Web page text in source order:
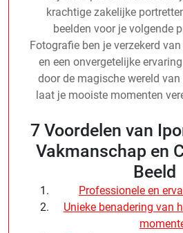
krachtige zakelijke
beelden voor je volgende
Fotografie ben je verzekerd
en een onvergetelijke
door de magische wereld
laat je mooiste momenten
7 Voordelen van
Vakmanschap en
Beeld
Professionele en
Unieke benadering van